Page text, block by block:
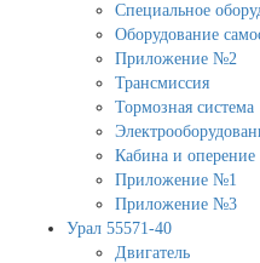
Специальное
Оборудование
Приложение №2
Трансмиссия
Тормозная система
Кабина и оперение
Приложение №1
Приложение №3
Урал 55571-40
Двигатель